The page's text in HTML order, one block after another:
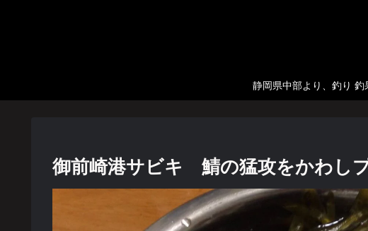
静岡県中部より、釣り
御前崎港サビキ 鯖の猛攻をかわし